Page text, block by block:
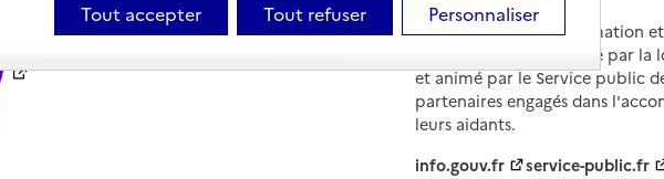
Portail national d'information
et de leurs proches, créé par
et animé par le Service public
partenaires engagés dans
leurs aidants.
info.gouv.fr
service-public.fr
Tout accepter Tout refuser Personnaliser